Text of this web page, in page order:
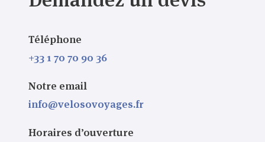
Téléphone
+33 1 70 70 90 36
Notre email
info@velosovoyages.fr
Horaires d’ouverture